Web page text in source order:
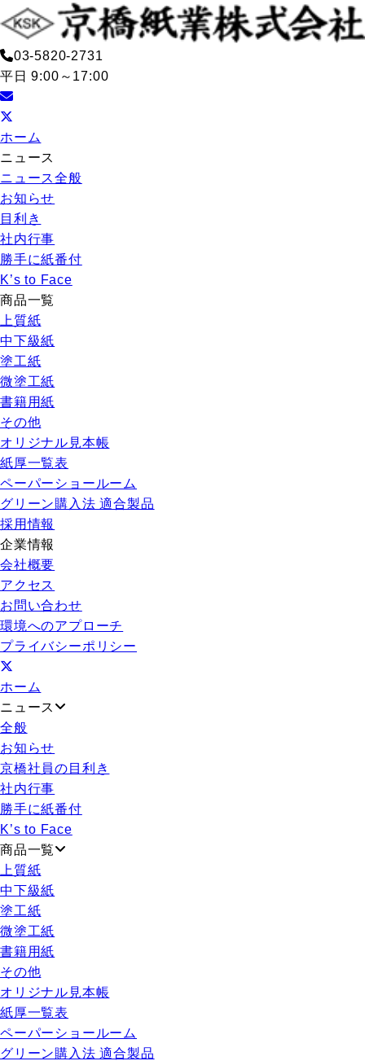
03-5820-2731
平日 9:00～17:00
ホーム
ニュース
ニュース全般
お知らせ
目利き
社内行事
勝手に紙番付
K’s to Face
商品一覧
上質紙
中下級紙
塗工紙
微塗工紙
書籍用紙
その他
オリジナル見本帳
紙厚一覧表
ペーパーショールーム
グリーン購入法 適合製品
採用情報
企業情報
会社概要
アクセス
お問い合わせ
環境へのアプローチ
プライバシーポリシー
ホーム
ニュース
全般
お知らせ
京橋社員の目利き
社内行事
勝手に紙番付
K’s to Face
商品一覧
上質紙
中下級紙
塗工紙
微塗工紙
書籍用紙
その他
オリジナル見本帳
紙厚一覧表
ペーパーショールーム
グリーン購入法 適合製品